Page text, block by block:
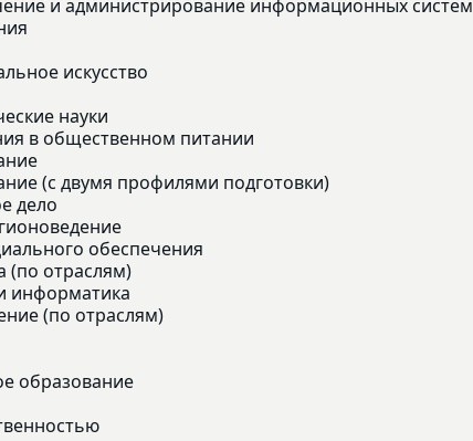
и администрирование информационных систем
искусство
науки
в общественном питании
(с двумя профилями подготовки)
дело
обеспечения
(по отраслям)
информатика
(по отраслям)
образование